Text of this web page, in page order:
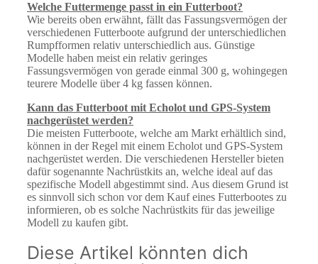
Welche Futtermenge passt in ein Futterboot?
Wie bereits oben erwähnt, fällt das Fassungsvermögen der
verschiedenen Futterboote aufgrund der unterschiedlichen
Rumpfformen relativ unterschiedlich aus. Günstige
Modelle haben meist ein relativ geringes
Fassungsvermögen von gerade einmal 300 g, wohingegen
teurere Modelle über 4 kg fassen können.
Kann das Futterboot mit Echolot und GPS-System
nachgerüstet werden?
Die meisten Futterboote, welche am Markt erhältlich sind,
können in der Regel mit einem Echolot und GPS-System
nachgerüstet werden. Die verschiedenen Hersteller bieten
dafür sogenannte Nachrüstkits an, welche ideal auf das
spezifische Modell abgestimmt sind. Aus diesem Grund ist
es sinnvoll sich schon vor dem Kauf eines Futterbootes zu
informieren, ob es solche Nachrüstkits für das jeweilige
Modell zu kaufen gibt.
Diese Artikel könnten dich